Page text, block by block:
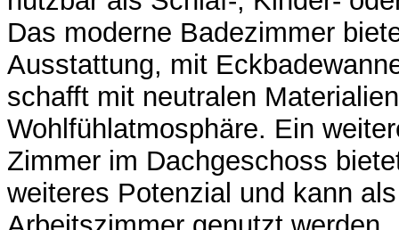
Das moderne Badezimmer
Ausstattung, mit
schafft mit neutralen
Wohlfühlatmosphäre. Ein
Zimmer im Dachgeschoss
weiteres Potenzial und kann